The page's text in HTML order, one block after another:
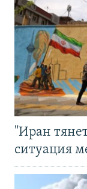
"Иран
ситуация